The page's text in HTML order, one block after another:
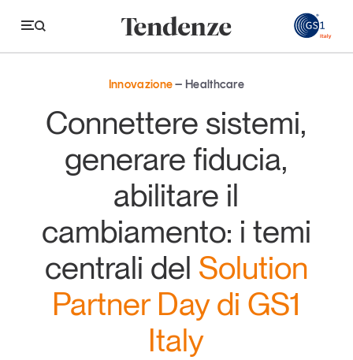
Tendenze
Economia e consumi
Innovazione
Retail e brand
Sostenibilità
Grandi temi
Studi e ricerche
Innovazione Healthcare
Connettere sistemi,
generare fiducia,
abilitare il
cambiamento: i temi
centrali del Solution
Partner Day di GS1
Italy